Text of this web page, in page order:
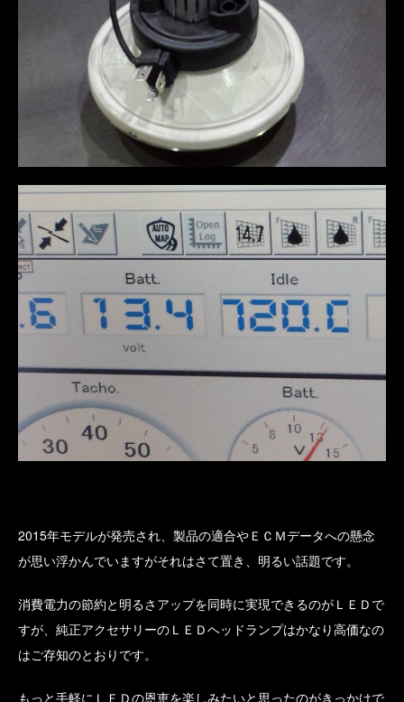
2015年モデルが発売され、製品の適合やＥＣＭデータへの懸念
が思い浮かんでいますがそれはさて置き、明るい話題です。
消費電力の節約と明るさアップを同時に実現できるのがＬＥＤで
すが、純正アクセサリーのＬＥＤヘッドランプはかなり高価なの
はご存知のとおりです。
もっと手軽にＬＥＤの恩恵を楽しみたいと思ったのがきっかけで